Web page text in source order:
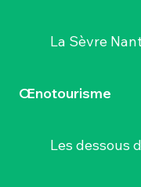
La Sèvre
Œnotourisme
Les dessous
12h – 23h
– 00h
du matin